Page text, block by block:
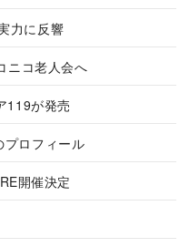
力に反響
ニコ老人会へ
119が発売
プロフィール
開催決定